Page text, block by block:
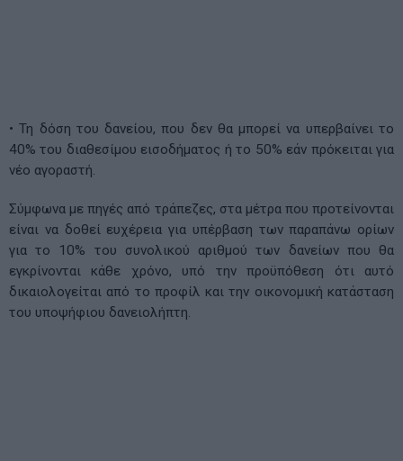
• Τη δόση του δανείου, που δεν θα μπορεί να υπερβαίνει το
40% του διαθεσίμου εισοδήματος ή το 50% εάν πρόκειται για
νέο αγοραστή.
Σύμφωνα με πηγές από τράπεζες, στα μέτρα που προτείνονται
είναι να δοθεί ευχέρεια για υπέρβαση των παραπάνω ορίων
για το 10% του συνολικού αριθμού των δανείων που θα
εγκρίνονται κάθε χρόνο, υπό την προϋπόθεση ότι αυτό
δικαιολογείται από το προφίλ και την οικονομική κατάσταση
του υποψήφιου δανειολήπτη.